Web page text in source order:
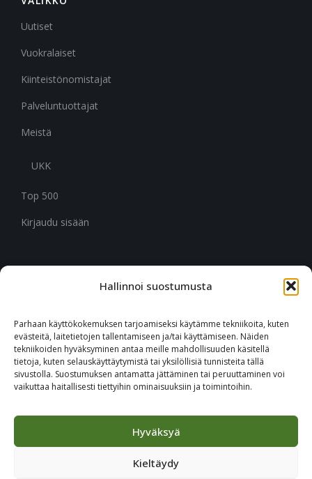
Hallinnoi suostumusta
Parhaan käyttökokemuksen tarjoamiseksi käytämme tekniikoita, kuten
evästeitä, laitetietojen tallentamiseen ja/tai käyttämiseen. Näiden
tekniikoiden hyväksyminen antaa meille mahdollisuuden käsitellä
tietoja, kuten selauskäyttäytymistä tai yksilöllisiä tunnisteita tällä
sivustolla. Suostumuksen antamatta jättäminen tai peruuttaminen voi
vaikuttaa haitallisesti tiettyihin ominaisuuksiin ja toimintoihin.
Hyväksyä
Kieltäydy
Uutiset
Vuokralaiset
Kiinteistönomistajat
Palveluntuottajat
Meistä
UKK
Top 500
Kirjaudu sisään
CITYMARK SUOMI
02330 Espoo
+46 651 760 400
Tilaa Citymark-uutiskirje